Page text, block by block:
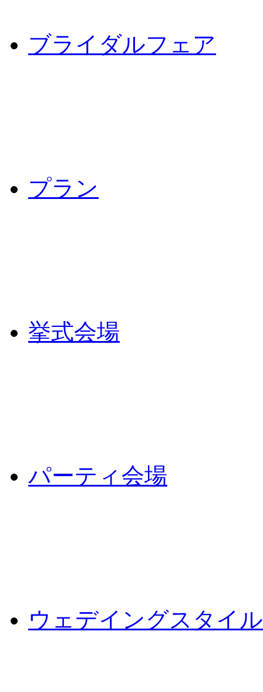
ブライダルフェア
プラン
挙式会場
パーティ会場
ウェデイングスタイル